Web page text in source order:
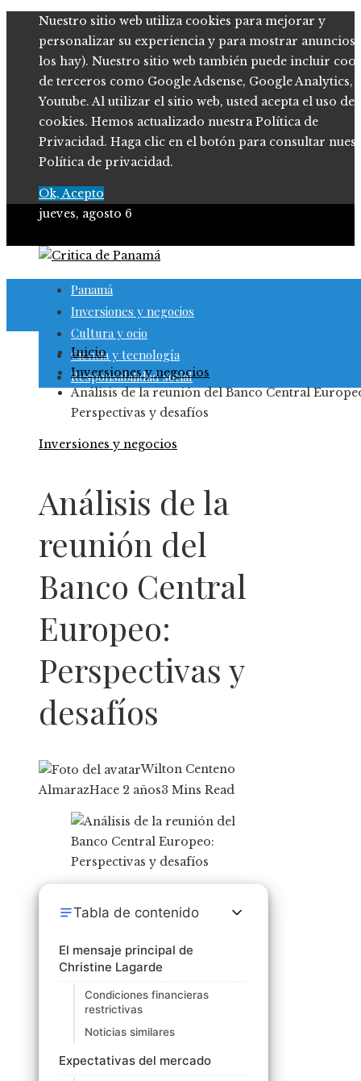
Nuestro sitio web utiliza cookies para mejorar y
personalizar su experiencia y para mostrar anuncios
los hay). Nuestro sitio web también puede incluir
de terceros como Google Adsense, Google Analytics,
Youtube. Al utilizar el sitio web, usted acepta el uso de
cookies. Hemos actualizado nuestra Política de
Privacidad. Haga clic en el botón para consultar
Política de privacidad.
Ok, Acepto
jueves, agosto 6
Panamá
Inversiones y negocios
Cultura y ocio
Ciencia y tecnología
Responsabilidad social
Inicio
Inversiones y negocios
Análisis de la reunión del Banco Central
Perspectivas y desafíos
Inversiones y negocios
Análisis de la
reunión del
Banco Central
Europeo:
Perspectivas y
desafíos
Wilton Centeno
AlmarazHace 2 años3 Mins Read
Tabla de contenido
El mensaje principal de
Christine Lagarde
Condiciones financieras
restrictivas
Noticias similares
Expectativas del mercado